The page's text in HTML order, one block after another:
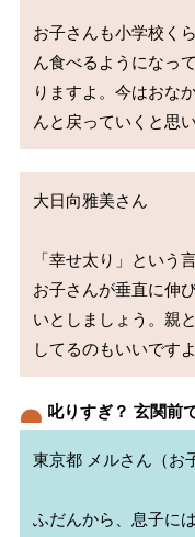
お子さんも小学校く
ん食べるようになっ
りますよ。今はおな
大日向雅美さん
「幸せ太り」という
お子さんが垂直に伸
いとしましょう。親
叱りすぎ？ 玄関前
東京都 メルさん（お
ふだんから、息子に